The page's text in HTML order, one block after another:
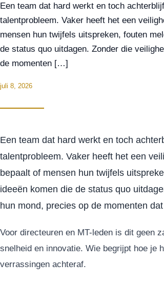
Een team dat hard werkt en toch
talentprobleem. Vaker heeft het een
mensen hun twijfels uitspreken, fouten
de status quo uitdagen. Zonder die
de momenten […]
juli 8, 2026
Een team dat hard werkt en toch
talentprobleem. Vaker heeft het een
bepaalt of mensen hun twijfels
ideeën komen die de status quo
hun mond, precies op de momenten
Voor directeuren en MT-leden is dit geen
snelheid en innovatie. Wie begrijpt hoe je
verrassingen achteraf.